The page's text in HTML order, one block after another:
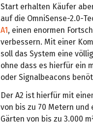
Start erhalten Käufer
auf die OmniSense-2.0-
A1, einen enormen
verbessern. Mit einer
soll das System eine
ohne dass es hierfür ein
oder Signalbeacons
Der A2 ist hierfür mit
von bis zu 70 Metern und
Gärten von bis zu 3.000